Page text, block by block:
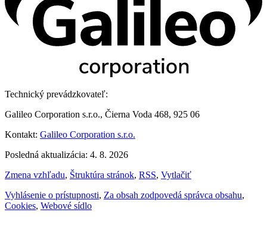
Technický prevádzkovateľ:
Galileo Corporation s.r.o., Čierna Voda 468, 925 06
Kontakt: Galileo Corporation s.r.o.
Posledná aktualizácia: 4. 8. 2026
Zmena vzhľadu, Štruktúra stránok, RSS, Vytlačiť
Vyhlásenie o prístupnosti, Za obsah zodpovedá správca obsahu,
Cookies, Webové sídlo